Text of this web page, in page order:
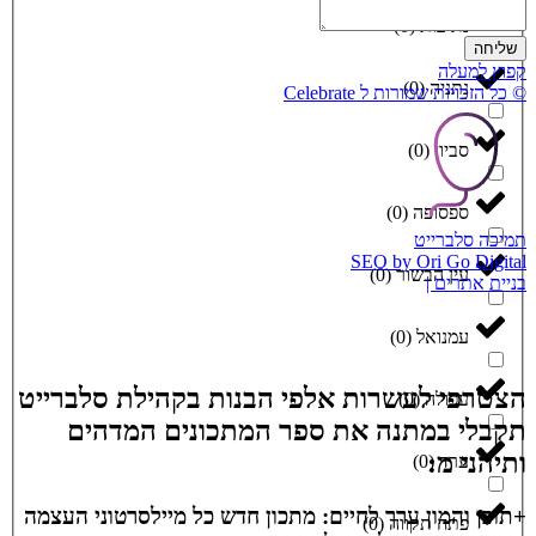
נתיבות(
0
)
נתניה(
0
)
סביון(
0
)
ספסופה (
0
)
עין הבשור(
0
)
עמנואל (
0
)
עפולה(
0
)
ערד(
0
)
פתח תקווה (
0
)
שליחה
קפוץ למעלה
© כל הזכויות שמורות ל Celebrate
תמיכה סלברייט
SEO by Ori Go Digital
בניית אתרים |
הצטרפי לעשרות אלפי הבנות בקהילת סלברייט
תקבלי במתנה את ספר המתכונים המדהים
ותיהני מ:
+תוכן והמון ערך לחיים: מתכון חדש כל מיילסרטוני העצמה